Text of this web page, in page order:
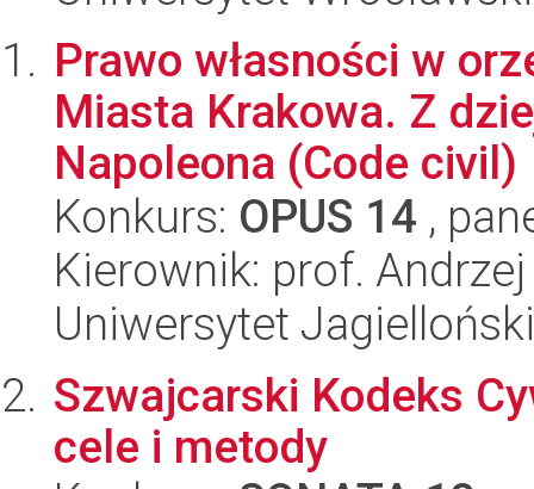
Prawo własności w
Miasta Krakowa. Z
Napoleona (Code civil)
Konkurs: OPUS 14 ,
Kierownik: prof.
Uniwersytet
Szwajcarski Kodeks
cele i metody